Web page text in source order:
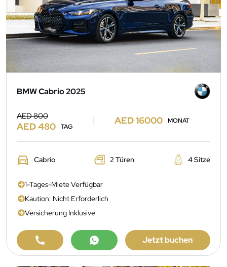
BMW Cabrio 2025
AED 800
AED 480 TAG
AED 16000 MONAT
Cabrio 2 Türen 4 Sitze
1-Tages-Miete Verfügbar
Kaution: Nicht Erforderlich
Versicherung Inklusive
Jetzt buchen